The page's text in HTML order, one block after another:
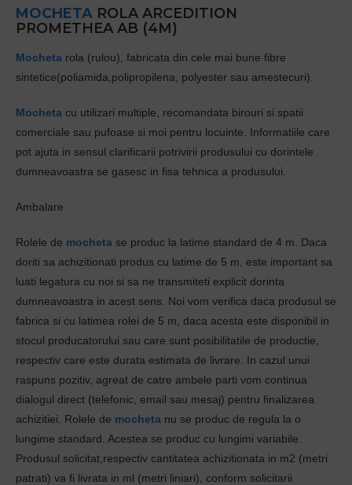
MOCHETA ROLA ARCEDITION
PROMETHEA AB (4M)
Mocheta rola (rulou), fabricata din cele mai bune fibre
sintetice(poliamida,polipropilena, polyester sau amestecuri).
Mocheta cu utilizari multiple, recomandata birouri si spatii
comerciale sau pufoase si moi pentru locuinte. Informatiile care
pot ajuta in sensul clarificarii potrivirii produsului cu dorintele
dumneavoastra se gasesc in fisa tehnica a produsului.
Ambalare
Rolele de mocheta se produc la latime standard de 4 m. Daca
doriti sa achizitionati produs cu latime de 5 m, este important sa
luati legatura cu noi si sa ne transmiteti explicit dorinta
dumneavoastra in acest sens. Noi vom verifica daca produsul se
fabrica si cu latimea rolei de 5 m, daca acesta este disponibil in
stocul producatorului sau care sunt posibilitatile de productie,
respectiv care este durata estimata de livrare. In cazul unui
raspuns pozitiv, agreat de catre ambele parti vom continua
dialogul direct (telefonic, email sau mesaj) pentru finalizarea
achizitiei. Rolele de mocheta nu se produc de regula la o
lungime standard. Acestea se produc cu lungimi variabile.
Produsul solicitat,respectiv cantitatea achizitionata in m2 (metri
patrati) va fi livrata in ml (metri liniari), conform solicitarii